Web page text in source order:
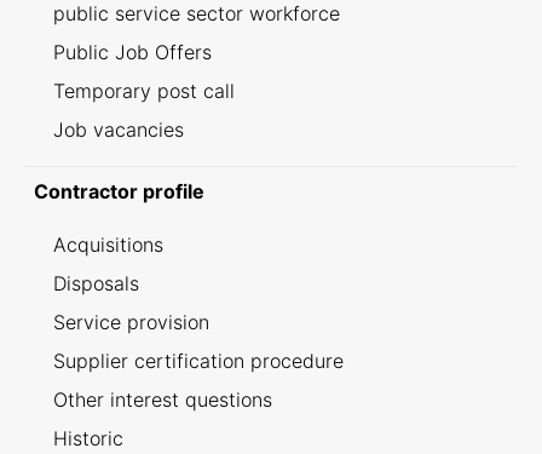
public service sector workforce
Public Job Offers
Temporary post call
Job vacancies
Contractor profile
Acquisitions
Disposals
Service provision
Supplier certification procedure
Other interest questions
Historic